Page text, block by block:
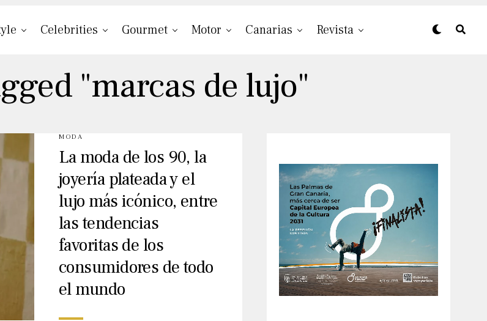
Celebrities Gourmet Motor Canarias Revista
"marcas de lujo"
MODA
La moda de los 90, la
joyería plateada y el
lujo más icónico, entre
las tendencias
favoritas de los
consumidores de todo
el mundo